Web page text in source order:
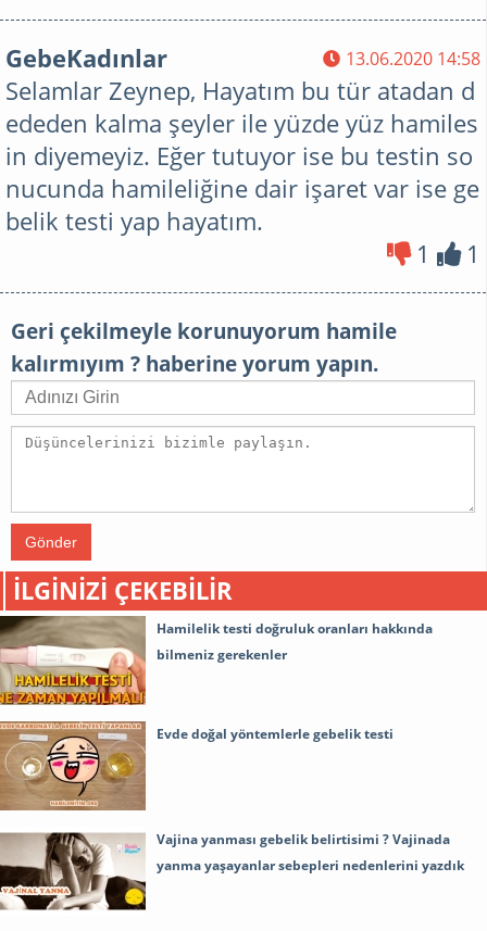
GebeKadınlar 13.06.2020 14:58
Selamlar Zeynep, Hayatım bu tür atadan d
ededen kalma şeyler ile yüzde yüz hamiles
in diyemeyiz. Eğer tutuyor ise bu testin so
nucunda hamileliğine dair işaret var ise ge
belik testi yap hayatım.
1
1
Geri çekilmeyle korunuyorum hamile
kalırmıyım ? haberine yorum yapın.
Gönder
İLGINIZI ÇEKEBILIR
Hamilelik testi doğruluk oranları hakkında
bilmeniz gerekenler
Evde doğal yöntemlerle gebelik testi
Vajina yanması gebelik belirtisimi ? Vajinada
yanma yaşayanlar sebepleri nedenlerini yazdık